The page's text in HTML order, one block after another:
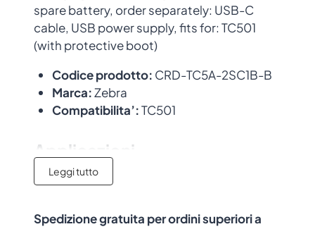
spare battery, order separately: USB-C
cable, USB power supply, fits for: TC501
(with protective boot)
Codice prodotto: CRD-TC5A-2SC1B-B
Marca:Zebra
Compatibilita’:TC501
Applicazioni
Ideale per ambienti
originale con garanzia del produttore.
Leggi tutto
Spedizione gratuita per ordini superiori a